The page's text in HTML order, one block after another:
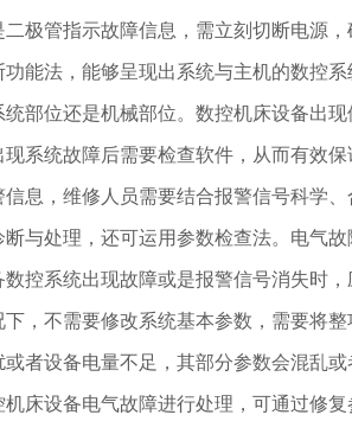
二极管指示故障信息，需立刻切断电源
功能法，能够呈现出系统与主机的数控
统部位还是机械部位。数控机床设备出
现系统故障后需要检查软件，从而有效
信息，维修人员需要结合报警信号科学
断与处理，还可运用参数检查法。电气
数控系统出现故障或是报警信号消失时
下，不需要修改系统基本参数，需要将
或者设备电量不足，其部分参数会混乱
机床设备电气故障进行处理，可通过修